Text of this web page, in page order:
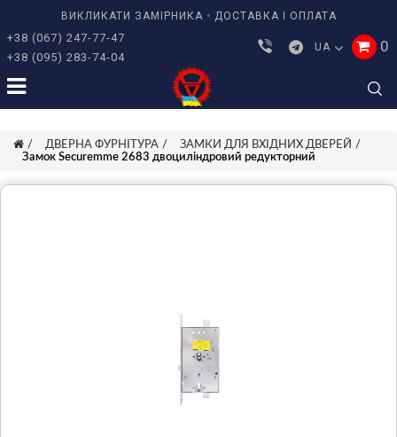
ВИКЛИКАТИ ЗАМІРНИКА ДОСТАВКА І ОПЛАТА
+38 (067) 247-77-47
+38 (095) 283-74-04
UA 0
ДВЕРНА ФУРНІТУРА
ЗАМКИ ДЛЯ ВХІДНИХ ДВЕРЕЙ
Замок Securemme 2683 двоциліндровий редукторний